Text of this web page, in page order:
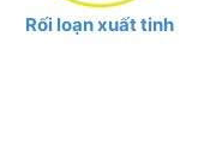
Rối loạn xuất tinh